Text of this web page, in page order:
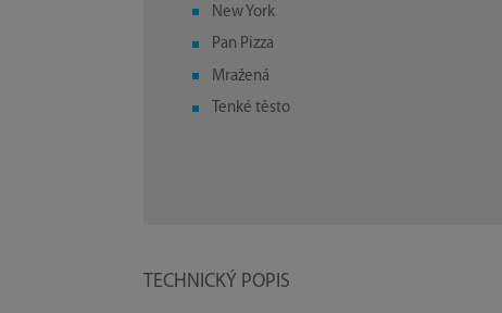
New York
Pan Pizza
Mražená
Tenké těsto
TECHNICKÝ POPIS